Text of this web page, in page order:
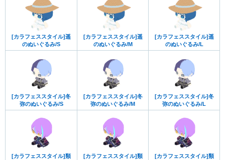
[カラフェススタイル]遥
のぬいぐるみ/S
[カラフェススタイル]遥
のぬいぐるみ/M
[カラフェススタイル]遥
のぬいぐるみ/L
[カラフェススタイル]冬
弥のぬいぐるみ/S
[カラフェススタイル]冬
弥のぬいぐるみ/M
[カラフェススタイル]冬
弥のぬいぐるみ/L
[カラフェススタイル]類
[カラフェススタイル]類
[カラフェススタイル]類